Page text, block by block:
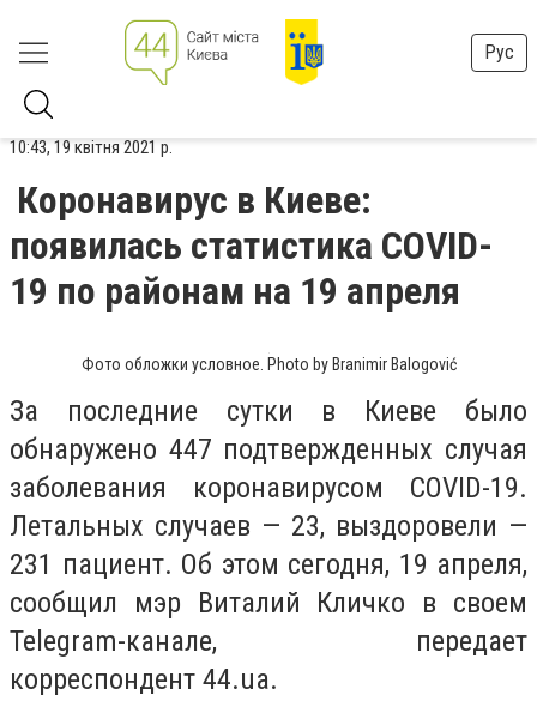
Рус
10:43, 19 квітня 2021 р.
Коронавирус в Киеве:
появилась статистика COVID-
19 по районам на 19 апреля
Фото обложки условное. Photo by Branimir Balogović
За последние сутки в Киеве было
обнаружено 447 подтвержденных случая
заболевания коронавирусом COVID-19.
Летальных случаев — 23, выздоровели —
231 пациент. Об этом сегодня, 19 апреля,
сообщил мэр Виталий Кличко в своем
Telegram-канале, передает
корреспондент 44.ua.